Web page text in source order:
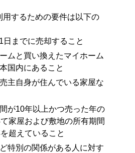
用するための要件は以下の
日までに売却すること
ムと買い換えたマイホーム
国内にあること
主自身が住んでいる家屋な
が10年以上かつ売った年の
家屋および敷地の所有期間
超えていること
特別の関係がある人に対す